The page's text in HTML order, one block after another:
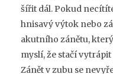
šířit dál. Pokud
hnisavý výtok nebo
akutního zánětu,
myslí, že stačí
Zánět v zubu se